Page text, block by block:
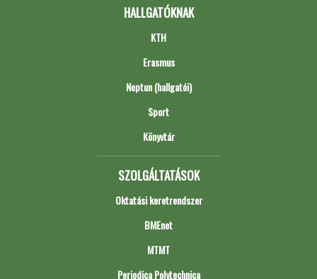
HALLGATÓKNAK
KTH
Erasmus
Neptun (hallgatói)
Sport
Könyvtár
SZOLGÁLTATÁSOK
Oktatási keretrendszer
BMEnet
MTMT
Periodica Polytechnica